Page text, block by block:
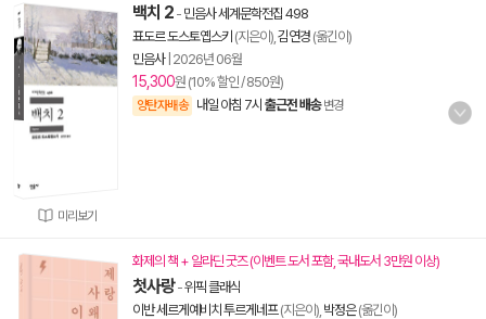
미리보기
백치 2 - 민음사 세계문학전집 498
표도르 도스토옙스키 (지은이), 김연경 (옮긴이)
민음사| 2026년 06월
15,300원 (10% 할인 / 850원)
양탄자배송 내일 아침 7시 출근전 배송 변경
화제의 책 + 알라딘 굿즈 (이벤트 도서 포함, 국내도서 3만원 이상)
첫사랑-위픽 클래식
이반 세르게예비치 투르게네프(지은이), 박정은(옮긴이)